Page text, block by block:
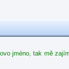
jméno, tak mě